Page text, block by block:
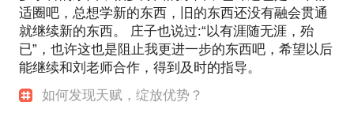
适圈吧，总想学新的东西，旧的东西还没有融会贯通
就继续新的东西。 庄子也说过:“以有涯随无涯，殆
已”，也许这也是阻止我更进一步的东西吧，希望以后
能继续和刘老师合作，得到及时的指导。
如何发现天赋，绽放优势？